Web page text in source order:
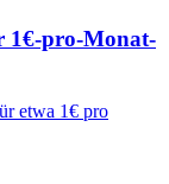
1€-pro-Monat-
etwa 1€ pro